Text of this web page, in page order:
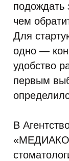
подождать
чем
Для
одно —
удобство
первым
В